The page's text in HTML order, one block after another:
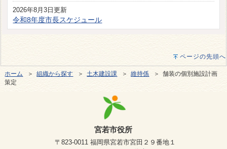
2026年8月3日更新
令和8年度市長スケジュール
ページの先頭へ
ホーム ＞組織から探す ＞土木建設課 ＞維持係 ＞ 舗装の個別施設計画
策定
宮若市役所
〒823-0011 福岡県宮若市宮田２９番地１